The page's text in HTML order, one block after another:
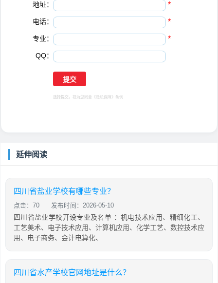
地址： *
电话： *
专业： *
QQ：
选择提交，视为您同意 《隐私保障》 条例
延伸阅读
四川省盐业学校有哪些专业？
点击：70 发布时间：2026-05-10
四川省盐业学校开设专业及名单 ：机电技术应用、精细化工、
工艺美术、电子技术应用、计算机应用、化学工艺、数控技术应
用、电子商务、会计电算化、
四川省水产学校官网地址是什么？